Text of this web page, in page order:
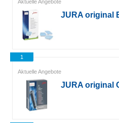
Aktuelle Angebote
1
Aktuelle Angebote